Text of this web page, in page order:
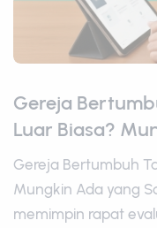
Gereja
Luar Biasa?
Gereja Bertumbuh
Mungkin Ada yang
memimpin rapat